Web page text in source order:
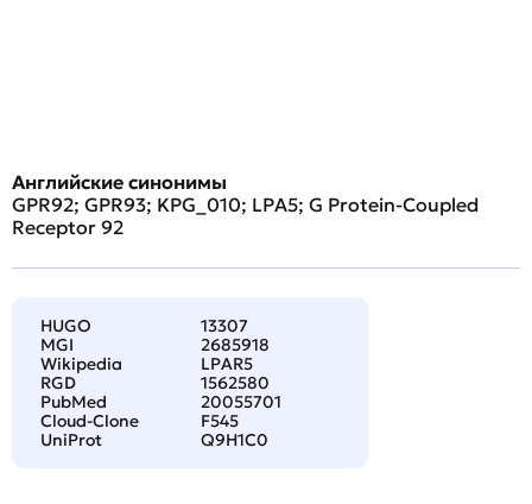
Английские синонимы
GPR92; GPR93; KPG_010; LPA5; G Protein-Coupled
Receptor 92
HUGO
13307
MGI
2685918
Wikipedia
LPAR5
RGD
1562580
PubMed
20055701
Cloud-Clone
F545
UniProt
Q9H1C0